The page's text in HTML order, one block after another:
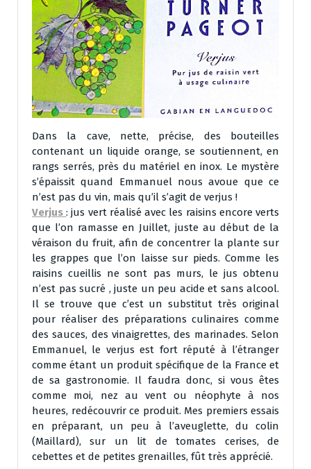
Dans la cave, nette, précise, des bouteilles
contenant un liquide orange, se soutiennent, en
rangs serrés, près du matériel en inox. Le mystère
s’épaissit quand Emmanuel nous avoue que ce
n’est pas du vin, mais qu’il s’agit de verjus !
Verjus: jus vert réalisé avec les raisins encore verts
que l’on ramasse en Juillet, juste au début de la
véraison du fruit, afin de concentrer la plante sur
les grappes que l’on laisse sur pieds. Comme les
raisins cueillis ne sont pas murs, le jus obtenu
n’est pas sucré , juste un peu acide et sans alcool.
Il se trouve que c’est un substitut très original
pour réaliser des préparations culinaires comme
des sauces, des vinaigrettes, des marinades. Selon
Emmanuel, le verjus est fort réputé à l’étranger
comme étant un produit spécifique de la France et
de sa gastronomie. Il faudra donc, si vous êtes
comme moi, nez au vent ou néophyte à nos
heures, redécouvrir ce produit. Mes premiers essais
en préparant, un peu à l’aveuglette, du colin
(Maillard), sur un lit de tomates cerises, de
cebettes et de petites grenailles, fût très apprécié.